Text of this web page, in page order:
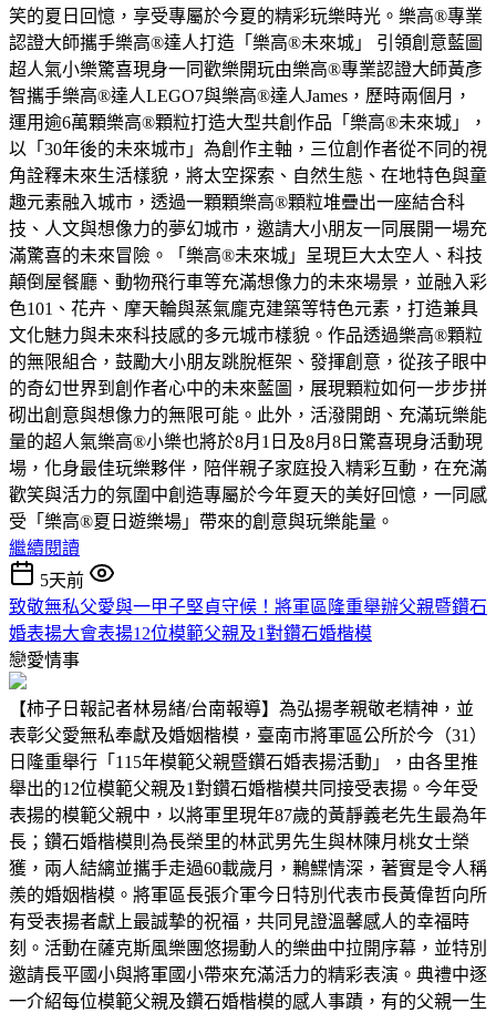
笑的夏日回憶，享受專屬於今夏的精彩玩樂時光。樂高®專業
認證大師攜手樂高®達人打造「樂高®未來城」 引領創意藍圖
超人氣小樂驚喜現身一同歡樂開玩由樂高®專業認證大師黃彥
智攜手樂高®達人LEGO7與樂高®達人James，歷時兩個月，
運用逾6萬顆樂高®顆粒打造大型共創作品「樂高®未來城」，
以「30年後的未來城市」為創作主軸，三位創作者從不同的視
角詮釋未來生活樣貌，將太空探索、自然生態、在地特色與童
趣元素融入城市，透過一顆顆樂高®顆粒堆疊出一座結合科
技、人文與想像力的夢幻城市，邀請大小朋友一同展開一場充
滿驚喜的未來冒險。「樂高®未來城」呈現巨大太空人、科技
顛倒屋餐廳、動物飛行車等充滿想像力的未來場景，並融入彩
色101、花卉、摩天輪與蒸氣龐克建築等特色元素，打造兼具
文化魅力與未來科技感的多元城市樣貌。作品透過樂高®顆粒
的無限組合，鼓勵大小朋友跳脫框架、發揮創意，從孩子眼中
的奇幻世界到創作者心中的未來藍圖，展現顆粒如何一步步拼
砌出創意與想像力的無限可能。此外，活潑開朗、充滿玩樂能
量的超人氣樂高®小樂也將於8月1日及8月8日驚喜現身活動現
場，化身最佳玩樂夥伴，陪伴親子家庭投入精彩互動，在充滿
歡笑與活力的氛圍中創造專屬於今年夏天的美好回憶，一同感
受「樂高®夏日遊樂場」帶來的創意與玩樂能量。
繼續閱讀
5天前
致敬無私父愛與一甲子堅貞守候！將軍區隆重舉辦父親暨鑽石
婚表揚大會表揚12位模範父親及1對鑽石婚楷模
戀愛情事
【柿子日報記者林易緒/台南報導】為弘揚孝親敬老精神，並
表彰父愛無私奉獻及婚姻楷模，臺南市將軍區公所於今（31）
日隆重舉行「115年模範父親暨鑽石婚表揚活動」，由各里推
舉出的12位模範父親及1對鑽石婚楷模共同接受表揚。今年受
表揚的模範父親中，以將軍里現年87歲的黃靜義老先生最為年
長；鑽石婚楷模則為長榮里的林武男先生與林陳月桃女士榮
獲，兩人結縭並攜手走過60載歲月，鶼鰈情深，著實是令人稱
羨的婚姻楷模。將軍區長張介軍今日特別代表市長黃偉哲向所
有受表揚者獻上最誠摯的祝福，共同見證溫馨感人的幸福時
刻。活動在薩克斯風樂團悠揚動人的樂曲中拉開序幕，並特別
邀請長平國小與將軍國小帶來充滿活力的精彩表演。典禮中逐
一介紹每位模範父親及鑽石婚楷模的感人事蹟，有的父親一生